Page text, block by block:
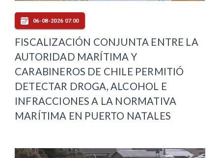
06-08-2026 07:00
FISCALIZACIÓN CONJUNTA ENTRE LA
AUTORIDAD MARÍTIMA Y
CARABINEROS DE CHILE PERMITIÓ
DETECTAR DROGA, ALCOHOL E
INFRACCIONES A LA NORMATIVA
MARÍTIMA EN PUERTO NATALES